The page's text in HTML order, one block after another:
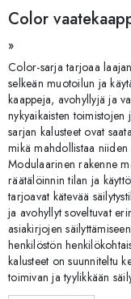
Color
»
Color-sarja tarjoaa
selkeän muotoilun ja
kaappeja, avohyllyjä ja
nykyaikaisten
sarjan kalusteet ovat
mikä mahdollistaa niiden
Modulaarinen rakenne
räätälöinnin tilan ja
tarjoavat kätevää
ja avohyllyt soveltuvat
asiakirjojen
henkilöstön
kalusteet on suunniteltu
toimivan ja tyylikkään